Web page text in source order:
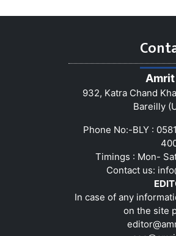
932, Katra Chand
Bareilly
Phone No:-BLY :
Timings : Mon-
Contact us:
In case of any
on the site